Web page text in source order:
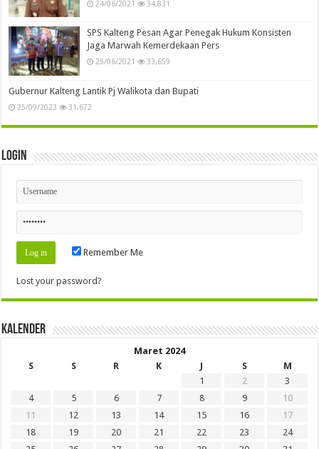
24/06/2021 34,831
SPS Kalteng Pesan Agar Penegak Hukum Konsisten
Jaga Marwah Kemerdekaan Pers
25/06/2021 33,659
Gubernur Kalteng Lantik Pj Walikota dan Bupati
25/09/2023 31,672
Login
Remember Me
Lost your password?
Kalender
Maret 2024
S
S R K J S
M
1
2
3
4
5 6 7 8 9
10
11
12 13 14 15 16
17
18
19 20 21 22 23
24